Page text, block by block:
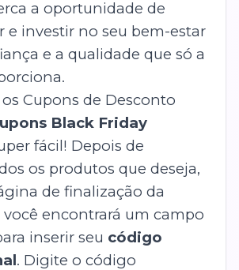
a oportunidade de
e investir no seu bem-estar
e a qualidade que só a
Cupons de Desconto
Black Friday
fácil! Depois de
os produtos que deseja,
de finalização da
você encontrará um campo
inserir seu código
. Digite o código